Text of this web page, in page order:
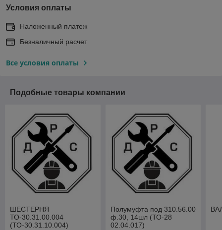
Условия оплаты
Наложенный платеж
Безналичный расчет
Все условия оплаты
Подобные товары компании
ШЕСТЕРНЯ
ТО-30.31.00.004
(ТО-30.31.10.004)
Полумуфта под 310.56.00
ф.30, 14шл (ТО-28
02.04.017)